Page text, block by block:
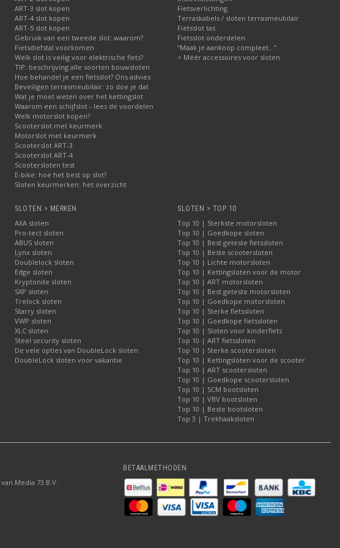
ART-3 slot kopen
ART-4 slot kopen
ART-5 slot kopen
Gebruik van een tweede slot: waarom?
Fietsdiefstal voorkomen
Welk slot is veilig voor elektrische fiets?
TIP: beschrijving alle soorten bouwsloten
Hoe behandel je een fietsslot? Ons advies
Beveiligen terrasmeubilair: zo doe je dat
Wat je moet weten over het kettingslot
Waarom een schijfslot - lees de voordelen
Welk motorslot kopen?
Scooterslot met keurmerk
Motorslot met keurmerk
Scooterslot ART-3
Scooterslot ART-4
Scootersloten test
E-bike: hoe het best op slot?
Sloten keurmerken: het overzicht
Fietsverlichting
Terraskabels / sloten terrasmeubilair
Fietsslot tas
Fietsslot onderdelen
“Maak je aankoop compleet…”
> Méér accessoires voor sloten
SLOTEN > MERKEN
AXA sloten
Pro-tect sloten
ABUS sloten
Lynx sloten
Doublelock sloten
Edge sloten
Kryptonite sloten
SXP sloten
Trelock sloten
Starry sloten
VWP sloten
XLC sloten
Steel security sloten
De vele opties van DoubleLock sloten
DoubleLock sloten voor vakantie
SLOTEN > TOP 10
Top 10 | Sterkste motorsloten
Top 10 | Goedkope sloten
Top 10 | Best geteste fietssloten
Top 10 | Beste scootersloten
Top 10 | Lichte motorsloten
Top 10 | Kettingsloten voor de motor
Top 10 | ART motorsloten
Top 10 | Best geteste motorsloten
Top 10 | Goedkope motorsloten
Top 10 | Sterke fietssloten
Top 10 | Goedkope fietssloten
Top 10 | Sloten voor kinderfiets
Top 10 | ART fietssloten
Top 10 | Sterke scootersloten
Top 10 | Kettingsloten voor de scooter
Top 10 | ART scootersloten
Top 10 | Goedkope scootersloten
Top 10 | SCM bootsloten
Top 10 | VBV bootsloten
Top 10 | Beste bootsloten
Top 3 | Trekhaaksloten
Media 73 B.V.
BETAALMETHODEN